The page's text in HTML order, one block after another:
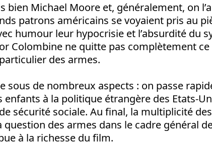
bien Michael Moore et, généralement, on
patrons américains se voyaient pris au
humour leur hypocrisie et l’absurdité du
Colombine ne quitte pas complètement
des armes.
sous de nombreux aspects : on passe
à la politique étrangère des Etats-
sécurité sociale. Au final, la multiplicité
des armes dans le cadre général
à la richesse du film.